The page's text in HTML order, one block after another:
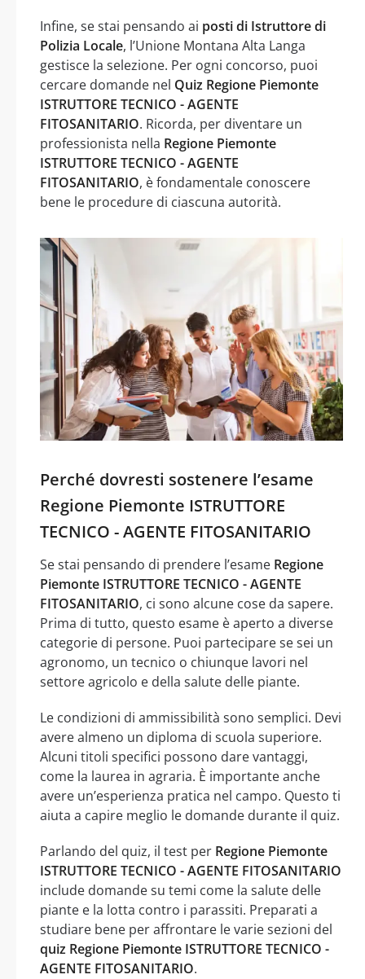
Infine, se stai pensando ai posti di Istruttore di
Polizia Locale, l’Unione Montana Alta Langa
gestisce la selezione. Per ogni concorso, puoi
cercare domande nel Quiz Regione Piemonte
ISTRUTTORE TECNICO - AGENTE
FITOSANITARIO. Ricorda, per diventare un
professionista nella Regione Piemonte
ISTRUTTORE TECNICO - AGENTE
FITOSANITARIO, è fondamentale conoscere
bene le procedure di ciascuna autorità.
Perché dovresti sostenere l’esame
Regione Piemonte ISTRUTTORE
TECNICO - AGENTE FITOSANITARIO
Se stai pensando di prendere l’esame Regione
Piemonte ISTRUTTORE TECNICO - AGENTE
FITOSANITARIO, ci sono alcune cose da sapere.
Prima di tutto, questo esame è aperto a diverse
categorie di persone. Puoi partecipare se sei un
agronomo, un tecnico o chiunque lavori nel
settore agricolo e della salute delle piante.
Le condizioni di ammissibilità sono semplici. Devi
avere almeno un diploma di scuola superiore.
Alcuni titoli specifici possono dare vantaggi,
come la laurea in agraria. È importante anche
avere un’esperienza pratica nel campo. Questo ti
aiuta a capire meglio le domande durante il quiz.
Parlando del quiz, il test per Regione Piemonte
ISTRUTTORE TECNICO - AGENTE FITOSANITARIO
include domande su temi come la salute delle
piante e la lotta contro i parassiti. Preparati a
studiare bene per affrontare le varie sezioni del
quiz Regione Piemonte ISTRUTTORE TECNICO -
AGENTE FITOSANITARIO.